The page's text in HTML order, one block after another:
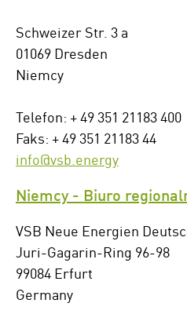
Schweizer Str. 3 a
01069 Dresden
Niemcy
Telefon: + 49 351 21183 400
Faks: + 49 351 21183 44
info@vsb.energy
Niemcy - Biuro
VSB Neue Energien
Juri-Gagarin-Ring 96-98
99084 Erfurt
Germany